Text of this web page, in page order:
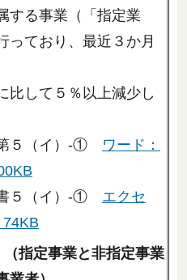
する事業（「指定業
っており、最近３か月
て５％以上減少し
５（イ）-① ワード：
５（イ）-① エクセ
指定事業と非指定事業